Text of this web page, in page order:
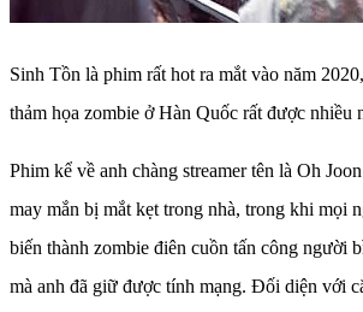
Sinh Tồn là phim rất hot ra mắt vào năm
thảm họa zombie ở Hàn Quốc rất được nhiều
Phim kể về anh chàng streamer tên là Oh
may mắn bị mắt kẹt trong nhà, trong khi mọi
biến thành zombie điên cuồn tấn công người
mà anh đã giữ được tính mạng. Đối diện với